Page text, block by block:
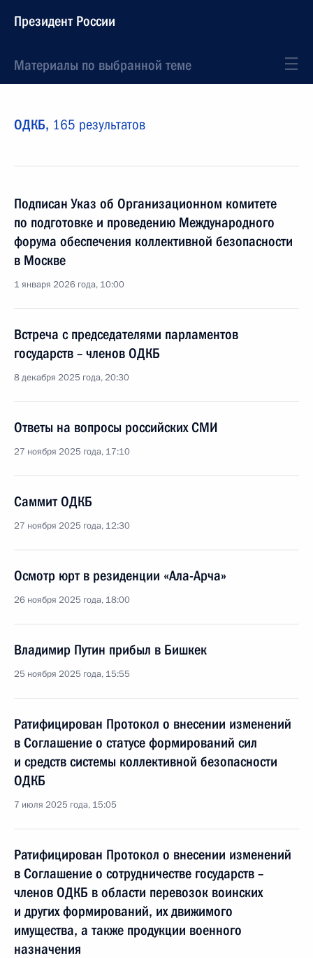
Президент России
Материалы по выбранной теме
ОДКБ, 165 результатов
Подписан Указ об Организационном комитете
по подготовке и проведению Международного
форума обеспечения коллективной безопасности
в Москве
1 января 2026 года, 10:00
Встреча с председателями парламентов
государств – членов ОДКБ
8 декабря 2025 года, 20:30
Ответы на вопросы российских СМИ
27 ноября 2025 года, 17:10
Саммит ОДКБ
27 ноября 2025 года, 12:30
Осмотр юрт в резиденции «Ала-Арча»
26 ноября 2025 года, 18:00
Владимир Путин прибыл в Бишкек
25 ноября 2025 года, 15:55
Ратифицирован Протокол о внесении изменений
в Соглашение о статусе формирований сил
и средств системы коллективной безопасности
ОДКБ
7 июля 2025 года, 15:05
Ратифицирован Протокол о внесении изменений
в Соглашение о сотрудничестве государств –
членов ОДКБ в области перевозок воинских
и других формирований, их движимого
имущества, а также продукции военного
назначения